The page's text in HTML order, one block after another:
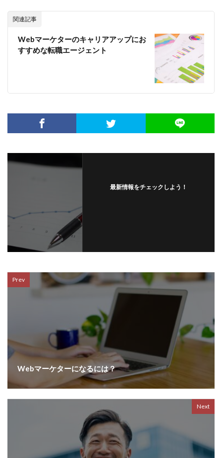
関連記事
Webマーケターのキャリアアップにお
すすめな転職エージェント
最新情報をチェックしよう！
Prev
Webマーケターになるには？
Next